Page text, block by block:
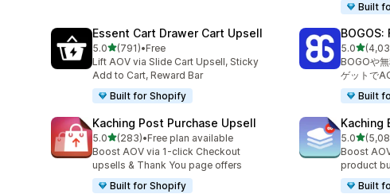
Built
Essent Cart Drawer Cart Upsell
5.05つ星中
(791)
合計レビュー数：791件
•Free
Lift AOV via Slide Cart Upsell, Sticky
Add to Cart, Reward Bar
Built for Shopify
5.05つ星中
合計レビ
BOGOや
ゲットで
Built
Kaching Post Purchase Upsell
5.05つ星中
(283)
合計レビュー数：283件
•Free plan available
Boost AOV via 1-click Checkout
upsells & Thank You page offers
Built for Shopify
Kaching
5.05つ星中
合計レビ
Boost
product
Built